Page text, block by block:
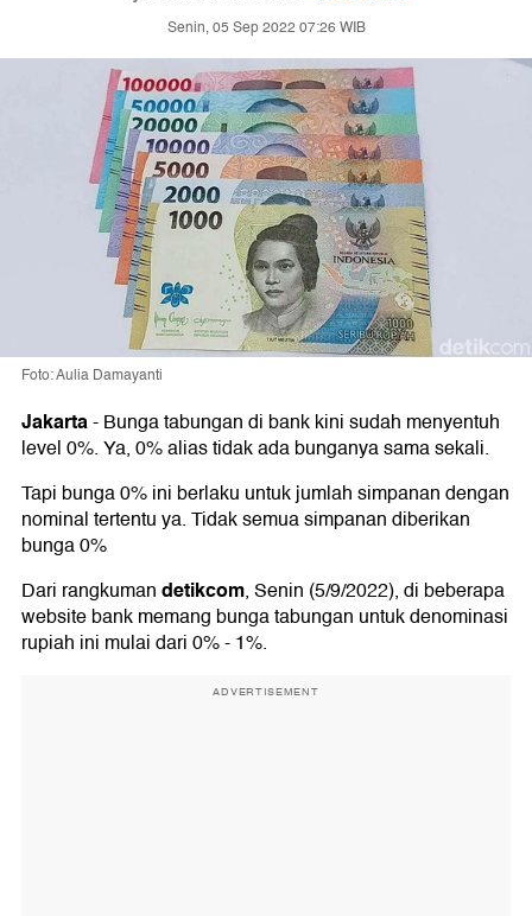
Senin, 05 Sep 2022 07:26 WIB
Foto: Aulia Damayanti
Jakarta-Bunga tabungan di bank kini sudah menyentuh
level 0%. Ya, 0% alias tidak ada bunganya sama sekali.
Tapi bunga 0% ini berlaku untuk jumlah simpanan dengan
nominal tertentu ya. Tidak semua simpanan diberikan
bunga 0%
Dari rangkumandetikcom, Senin (5/9/2022), di beberapa
website bank memang bunga tabungan untuk denominasi
rupiah ini mulai dari 0% - 1%.
ADVERTISEMENT